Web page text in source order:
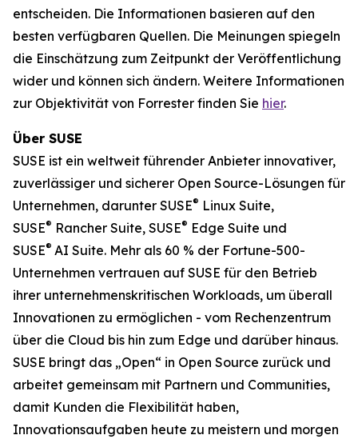
entscheiden. Die Informationen basieren auf den
besten verfügbaren Quellen. Die Meinungen spiegeln
die Einschätzung zum Zeitpunkt der Veröffentlichung
wider und können sich ändern. Weitere Informationen
zur Objektivität von Forrester finden Sie hier.
Über SUSE
SUSE ist ein weltweit führender Anbieter innovativer,
zuverlässiger und sicherer Open Source-Lösungen für
Unternehmen, darunter SUSE® Linux Suite,
SUSE® Rancher Suite, SUSE® Edge Suite und
SUSE® AI Suite. Mehr als 60 % der Fortune-500-
Unternehmen vertrauen auf SUSE für den Betrieb
ihrer unternehmenskritischen Workloads, um überall
Innovationen zu ermöglichen - vom Rechenzentrum
über die Cloud bis hin zum Edge und darüber hinaus.
SUSE bringt das „Open“ in Open Source zurück und
arbeitet gemeinsam mit Partnern und Communities,
damit Kunden die Flexibilität haben,
Innovationsaufgaben heute zu meistern und morgen